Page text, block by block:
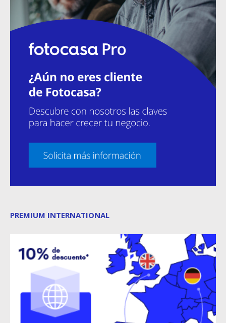
PREMIUM INTERNATIONAL